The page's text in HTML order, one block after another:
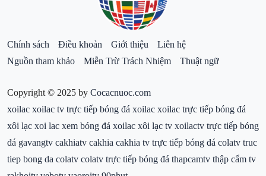
Chính sách Điều khoản Giới thiệu
Liên hệ
Nguồn tham khảo
Miễn Trừ Trách Nhiệm Thuật ngữ
Copyright © 2025 by Cocacnuoc.com
xoilac xoilac tv trực tiếp bóng đá xoilac xoilac trực tiếp bóng đá
xôi lạc xoi lac xem bóng đá xoilac xôi lạc tv xoilactv trực tiếp bóng
đá gavangtv cakhiatv cakhia cakhia tv trực tiếp bóng đá colatv truc
tiep bong da colatv colatv trực tiếp bóng đá thapcamtv thập cẩm tv